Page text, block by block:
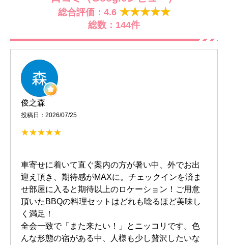
総合評価：4.6
総数：144件
俊之森
投稿日：2026/07/25
車寄せに着いて直ぐ案内の方が暑い中、外でお出
迎え頂き、期待感がMAXに。チェックインを済ま
せ部屋に入ると期待以上のロケーション！ご用意
頂いたBBQの料理セットはどれも唸るほど美味し
く満足！
全会一致で「また来たい！」とニッコリです。色
んな形態の宿がある中、人様も少し贅沢したいな